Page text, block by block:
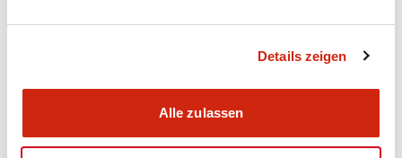
Details zeigen
Alle zulassen